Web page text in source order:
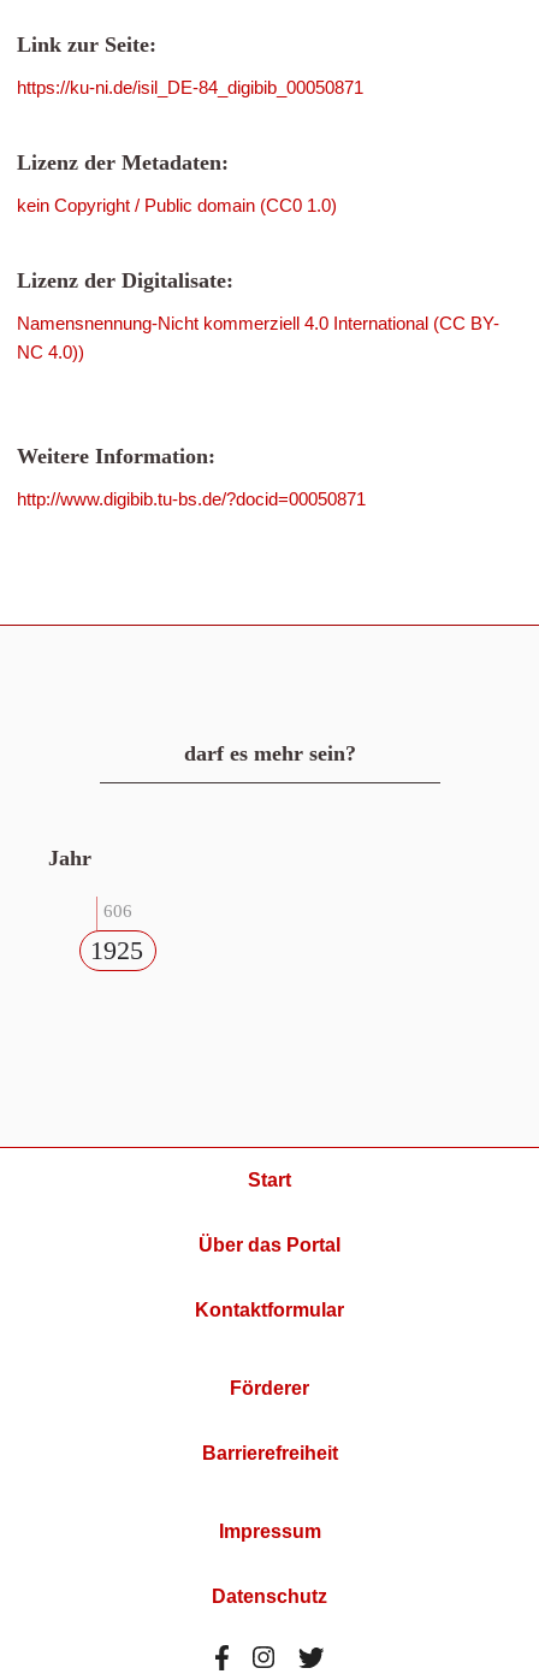
Link zur Seite:
https://ku-ni.de/isil_DE-84_digibib_00050871
Lizenz der Metadaten:
kein Copyright / Public domain (CC0 1.0)
Lizenz der Digitalisate:
Namensnennung-Nicht kommerziell 4.0 International (CC BY-
NC 4.0))
Weitere Information:
http://www.digibib.tu-bs.de/?docid=00050871
darf es mehr sein?
Jahr
606
1925
Start
Über das Portal
Kontaktformular
Förderer
Barrierefreiheit
Impressum
Datenschutz